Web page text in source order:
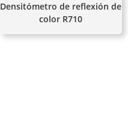
Densitómetro de reflexión de
color R710